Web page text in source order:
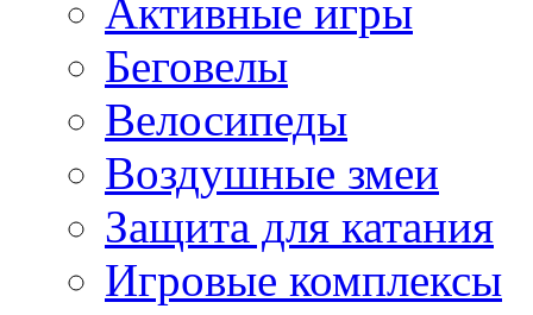
Активные игры
Беговелы
Велосипеды
Воздушные змеи
Защита для катания
Игровые комплексы